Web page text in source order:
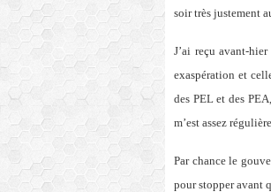
soir très justement
J’ai reçu avant-
exaspération et
des PEL et des
m’est assez
Par chance le
pour stopper avant